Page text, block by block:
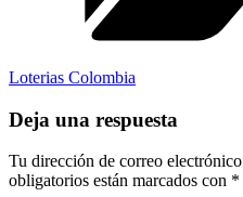
Loterias Colombia
Deja una respuesta
Tu dirección de correo
obligatorios están marcados con *